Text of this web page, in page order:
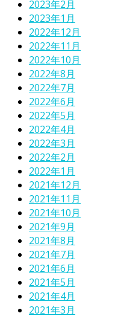
2023年2月
2023年1月
2022年12月
2022年11月
2022年10月
2022年8月
2022年7月
2022年6月
2022年5月
2022年4月
2022年3月
2022年2月
2022年1月
2021年12月
2021年11月
2021年10月
2021年9月
2021年8月
2021年7月
2021年6月
2021年5月
2021年4月
2021年3月